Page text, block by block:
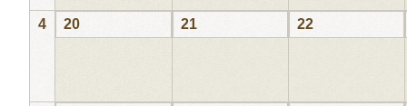
4 20 21 22